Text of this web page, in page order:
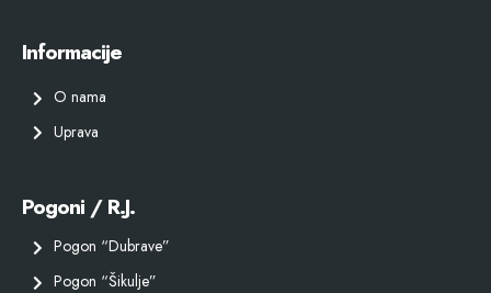
Informacije
O nama
Uprava
Pogoni / R.J.
Pogon “Dubrave”
Pogon “Šikulje”